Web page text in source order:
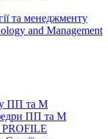
та менеджменту
and Management
ПП та М
ПП та М